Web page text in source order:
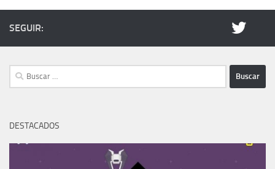
SEGUIR:
Buscar:
DESTACADOS